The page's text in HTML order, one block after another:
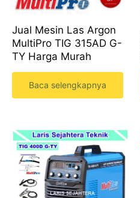
Jual Mesin Las Argon
MultiPro TIG 315AD G-
TY Harga Murah
Baca selengkapnya